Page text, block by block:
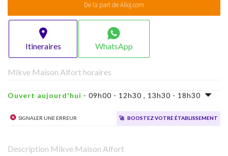
De la part de Alloj.com
Itineraires WhatsApp
Mikve Maison Alfort horaires
Ouvert aujourd'hui - 09h00 - 12h30 , 13h30 - 18h30
Signaler une erreur 🚀 Boostez votre établissement
Description Mikve Maison Alfort